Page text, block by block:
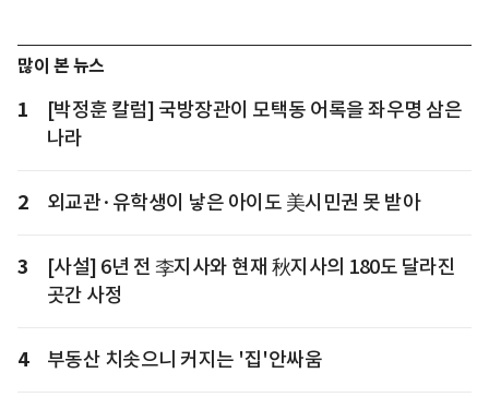
많이 본 뉴스
1
[박정훈 칼럼] 국방장관이 모택동 어록을 좌우명 삼은
나라
2 외교관·유학생이 낳은 아이도 美시민권 못 받아
3
[사설] 6년 전 李지사와 현재 秋지사의 180도 달라진
곳간 사정
4 부동산 치솟으니 커지는 '집'안싸움